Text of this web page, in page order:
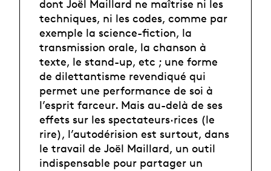
dont Joël Maillard ne maîtrise ni les
techniques, ni les codes, comme par
exemple la science-fiction, la
transmission orale, la chanson à
texte, le stand-up, etc ; une forme
de dilettantisme revendiqué qui
permet une performance de soi à
l’esprit farceur. Mais au-delà de ses
effets sur les spectateurs·rices (le
rire), l’autodérision est surtout, dans
le travail de Joël Maillard, un outil
indispensable pour partager un